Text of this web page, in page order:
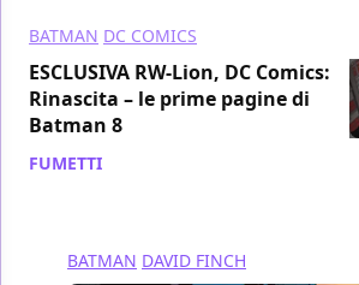
BATMAN DC COMICS
ESCLUSIVA RW-Lion, DC Comics:
Rinascita – le prime pagine di
Batman 8
FUMETTI
BATMAN DAVID FINCH